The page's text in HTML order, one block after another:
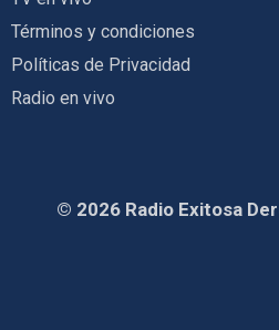
Términos y condiciones
Políticas de Privacidad
Radio en vivo
© 2026 Radio Exitosa